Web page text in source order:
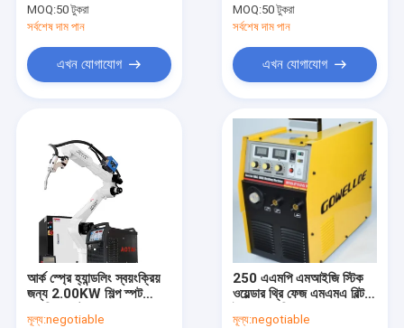
MOQ:50 টুকরা
সর্বশেষ দাম পান
এখন যোগাযোগ
MOQ:50 টুকরা
সর্বশেষ দাম পান
এখন যোগাযোগ
আর্ক স্প্রে হ্যান্ডলিং স্বয়ংক্রিয়
জন্য 2.00KW শিল্প স্পট
মূল্য:negotiable
250 এএমপি এমআইজি স্টিক
ওয়েল্ডার থ্রি ফেজ এমএমএ বিল্ট
মূল্য:negotiable